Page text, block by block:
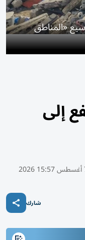
لتوسيع «المناطق
إلى
شارك